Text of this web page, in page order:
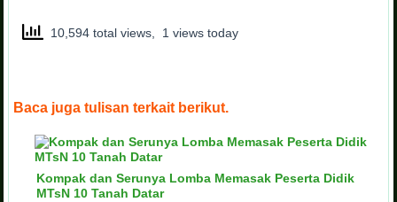
10,594 total views, 1 views today
Baca juga tulisan terkait berikut.
Kompak dan Serunya Lomba Memasak Peserta Didik
MTsN 10 Tanah Datar